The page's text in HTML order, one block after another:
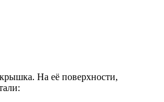
На её поверхности,